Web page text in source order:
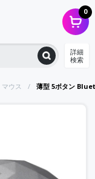
0
詳細
検索
マウス 薄型 5ボタン